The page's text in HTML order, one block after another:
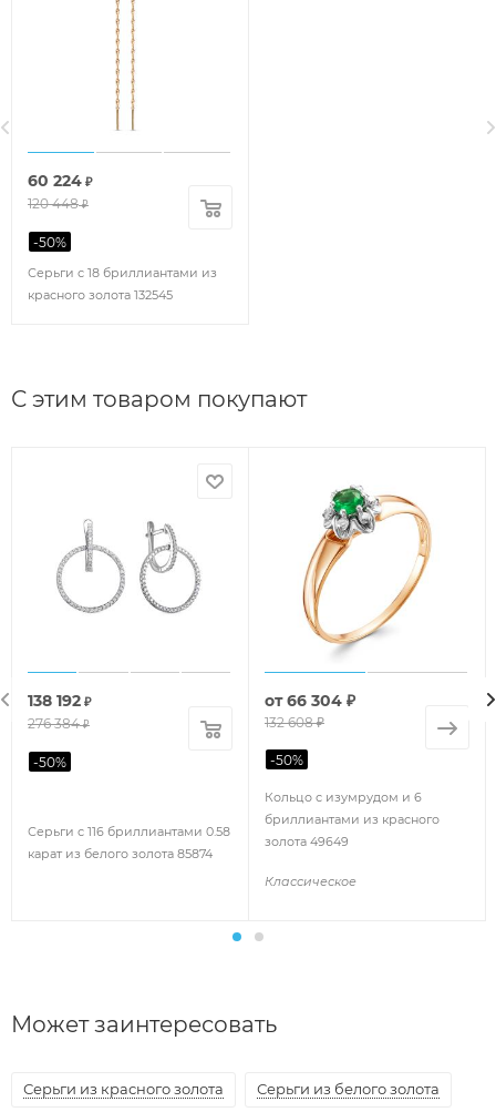
Серьги с 18 бриллиантами из
красного золота 132545
60 224 ₽
120 448₽
-50%
С этим товаром покупают
Серьги с 116 бриллиантами 0.58
карат из белого золота 85874
138 192 ₽
276 384₽
-50%
Кольцо с изумрудом и 6
бриллиантами из красного
золота 49649
Классическое
от66 304 ₽
132 608 ₽
-50%
Может заинтересовать
Серьги из красного золота Серьги из белого золота